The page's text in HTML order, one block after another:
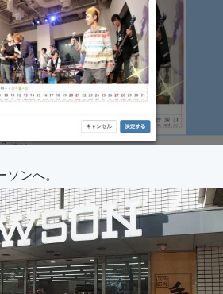
ンへ。